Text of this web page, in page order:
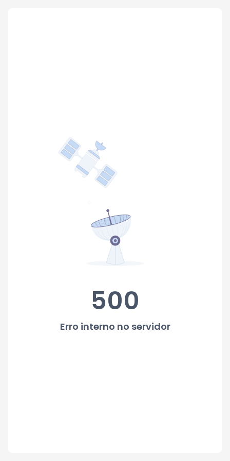
500
Erro interno no servidor